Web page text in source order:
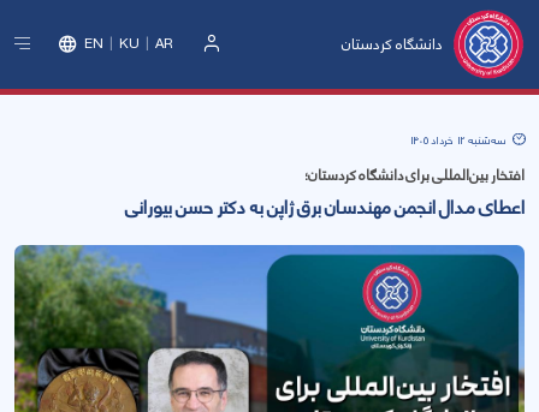
دانشگاه کردستان EN KU AR
سه‌شنبه 12 خرداد 1405
افتخار بین‌المللی برای دانشگاه کردستان؛
اعطای مدال انجمن مهندسان برق ژاپن به دکتر حسن بیورانی